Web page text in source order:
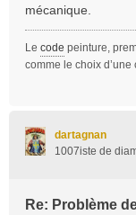
mécanique.
Le code peinture,
comme le choix
dartagnan
1007iste de
Re: Problème